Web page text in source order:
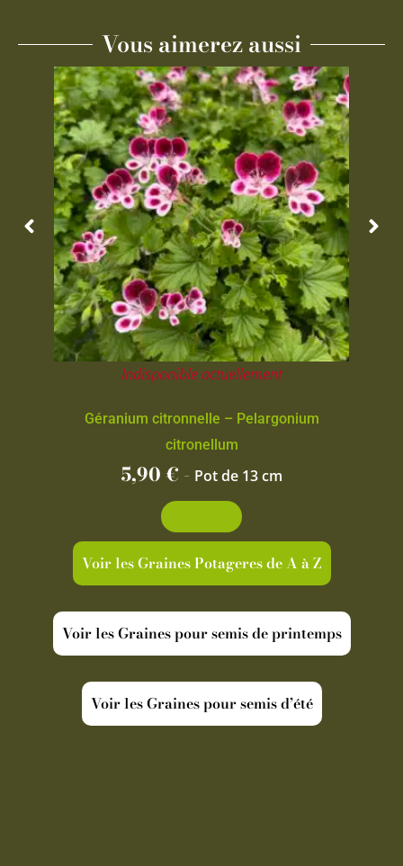
Vous aimerez aussi
Indisponible actuellement
Géranium citronnelle – Pelargonium
citronellum
5,90€ - Pot de 13 cm
Voir les Graines Potageres de A à Z
Voir les Graines pour semis de printemps
Voir les Graines pour semis d’été